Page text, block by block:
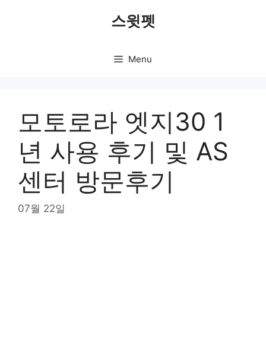
스윗펫
Menu
모토로라 엣지30 1
년 사용 후기 및 AS
센터 방문후기
07월 22일